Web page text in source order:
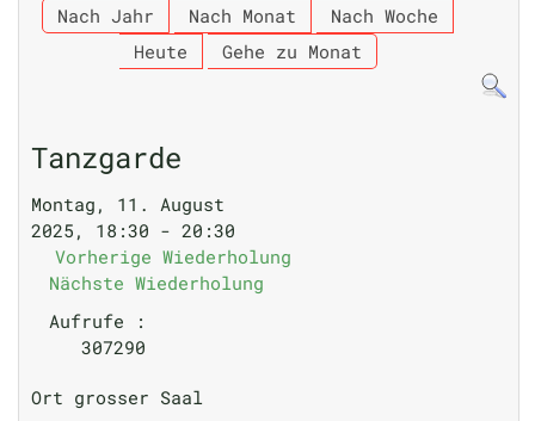
Nach Jahr Nach Monat
Nach Woche
Heute
Gehe zu Monat
Tanzgarde
Montag, 11. August
2025, 18:30 - 20:30
Vorherige Wiederholung
Nächste Wiederholung
Aufrufe :
307290
Ort grosser Saal